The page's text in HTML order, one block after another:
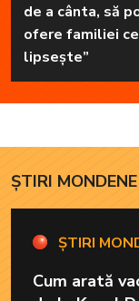
de a cânta, să
ofere familiei
lipsește”
ȘTIRI MONDENE
ȘTIRI
Cum arată